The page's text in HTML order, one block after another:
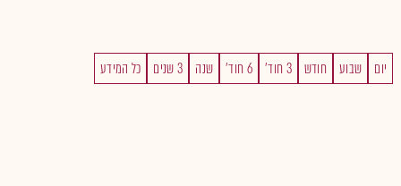
יום שבוע חודש 3 חוד' 6 חוד' שנה 3 שנים כל המידע